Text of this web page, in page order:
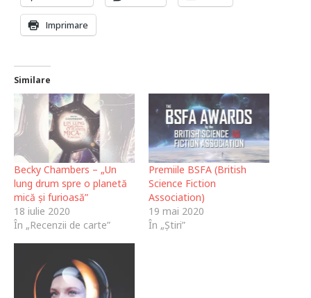
Imprimare
Similare
Becky Chambers – „Un
lung drum spre o planetă
mică și furioasă”
18 iulie 2020
În „Recenzii de carte”
Premiile BSFA (British
Science Fiction
Association)
19 mai 2020
În „Știri”